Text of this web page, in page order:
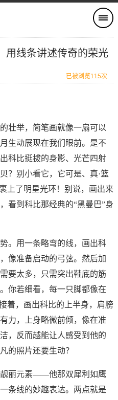
用线条讲述传奇的荣光
已被浏览115次
壮举，简笔画就像一扇可以
生动展现在我们眼前。是不
科比挺拔的身影、光芒四射
？别小看它，它可是、真·篮
上了明星光环！别说，画出来
看到科比那经典的“黑曼巴”身
。用一条略弯的线，画出科
像准备启动的弓弦。然后加
要太多，只需突出鞋底的筋
你若细看，每一只脚都像在
着，画出科比的上半身，肩膀
力，上身略微前倾，像在准
，反而越能让人感受到他的
的照片还要生动？
丽元素——他那双犀利如鹰
条线的妙趣表达。两点就是